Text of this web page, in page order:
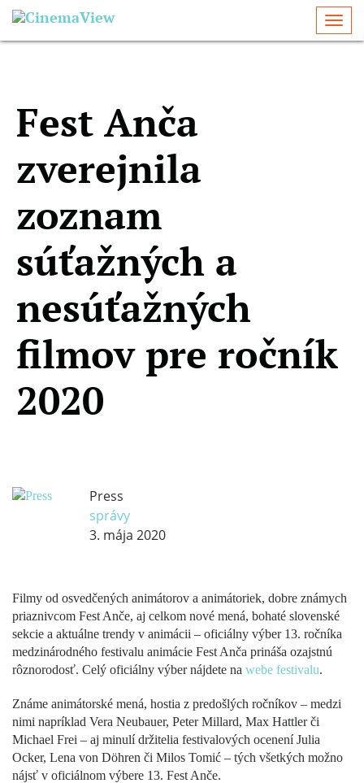
Fest Anča
zverejnila
zoznam
súťažných a
nesúťažných
filmov pre ročník
2020
Press
správy
3. mája 2020
Filmy od osvedčených animátorov a animátoriek, dobre známych
priaznivcom Fest Anče, aj celkom nové mená, bohaté slovenské
sekcie a aktuálne trendy v animácii – oficiálny výber 13. ročníka
medzinárodného festivalu animácie Fest Anča prináša ozajstnú
rôznorodosť. Celý oficiálny výber nájdete na webe festivalu.
Známe animátorské mená, hostia z predošlých ročníkov – medzi
nimi napríklad Vera Neubauer, Peter Millard, Max Hattler či
Michael Frei – aj minulí držitelia festivalových ocenení Julia
Ocker, Lena von Döhren či Milos Tomić – tých všetkých možno
nájsť v oficiálnom výbere 13. Fest Anče.